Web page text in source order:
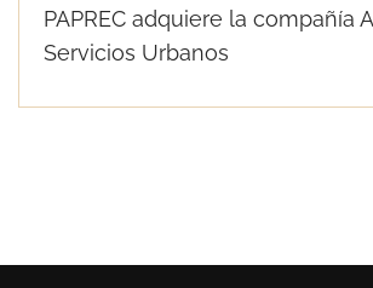
PAPREC adquiere la compañía
Servicios Urbanos